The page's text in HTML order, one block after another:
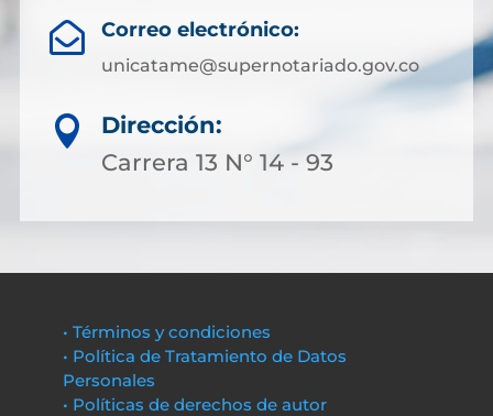
 Correo electrónico:
unicatame@supernotariado.gov.co

Dirección:
Carrera 13 N° 14 - 93
• Términos y condiciones
• Política de Tratamiento de Datos
Personales
• Políticas de derechos de autor